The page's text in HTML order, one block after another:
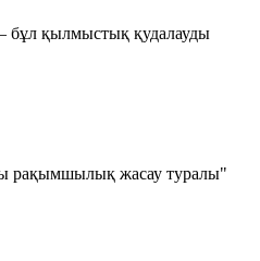
бұл қылмыстық қудалауды
рақымшылық жасау туралы"